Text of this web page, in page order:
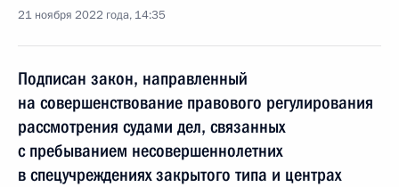
21 ноября 2022 года, 14:35
Подписан закон, направленный
на совершенствование правового регулирования
рассмотрения судами дел, связанных
с пребыванием несовершеннолетних
в спецучреждениях закрытого типа и центрах